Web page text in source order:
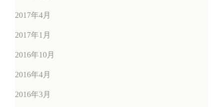
2017年4月
2017年1月
2016年10月
2016年4月
2016年3月